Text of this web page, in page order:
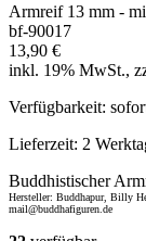
Armreif 13 mm -
bf-90017
13,90 €
inkl. 19% MwSt.,
Verfügbarkeit:
Lieferzeit: 2
Buddhistischer
Hersteller: Buddhapur, Billy
mail@buddhafiguren.de